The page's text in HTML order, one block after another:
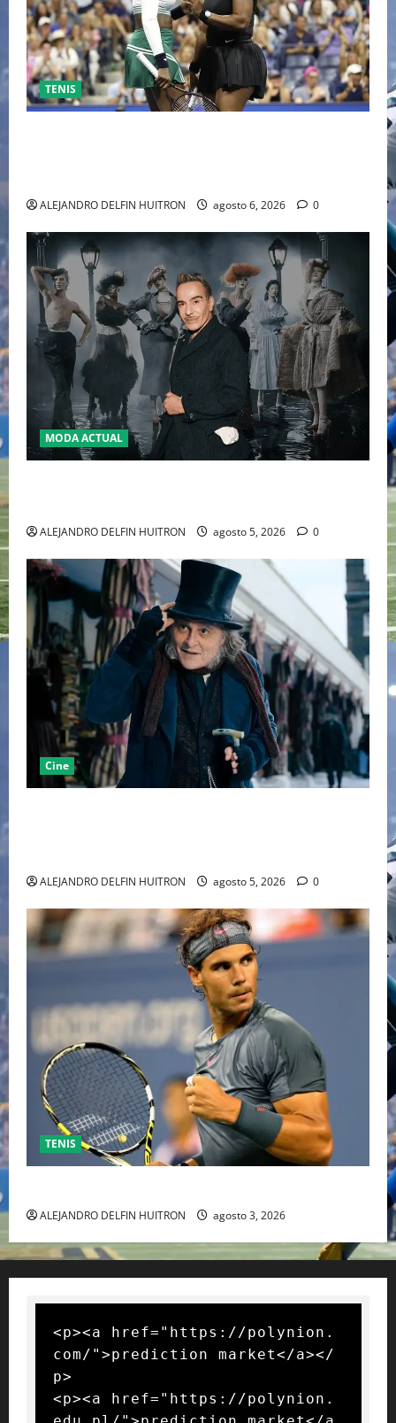
TENIS
ALEJANDRO DELFIN HUITRON agosto 6, 2026 0
MODA ACTUAL
ALEJANDRO DELFIN HUITRON agosto 5, 2026 0
Cine
ALEJANDRO DELFIN HUITRON agosto 5, 2026 0
TENIS
ALEJANDRO DELFIN HUITRON agosto 3, 2026
<p><a href="https://polynion.
com/">prediction market</a></
p>
<p><a href="https://polynion.